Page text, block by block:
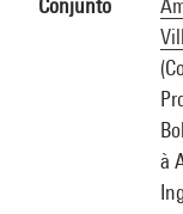
Conjunto
à